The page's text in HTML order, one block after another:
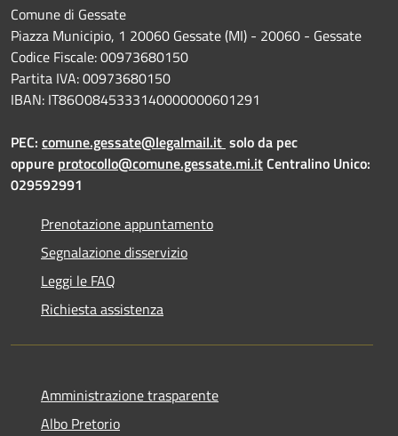
Comune di Gessate
Piazza Municipio, 1 20060 Gessate (MI) - 20060 - Gessate
Codice Fiscale: 00973680150
Partita IVA: 00973680150
IBAN: IT86O0845333140000000601291
PEC: comune.gessate@legalmail.it solo da pec
oppure protocollo@comune.gessate.mi.itCentralino Unico:
029592991
Prenotazione appuntamento
Segnalazione disservizio
Leggi le FAQ
Richiesta assistenza
Amministrazione trasparente
Albo Pretorio